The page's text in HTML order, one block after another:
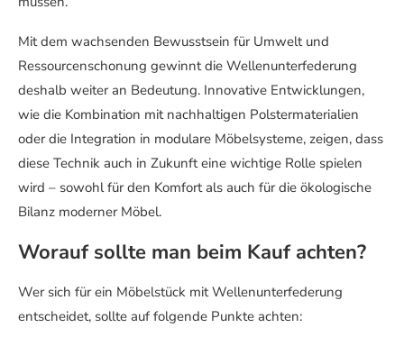
Mit dem wachsenden Bewusstsein für Umwelt und
Ressourcenschonung gewinnt die Wellenunterfederung
deshalb weiter an Bedeutung. Innovative Entwicklungen,
wie die Kombination mit nachhaltigen Polstermaterialien
oder die Integration in modulare Möbelsysteme, zeigen, dass
diese Technik auch in Zukunft eine wichtige Rolle spielen
wird – sowohl für den Komfort als auch für die ökologische
Bilanz moderner Möbel.
Worauf sollte man beim Kauf achten?
Wer sich für ein Möbelstück mit Wellenunterfederung
entscheidet, sollte auf folgende Punkte achten: